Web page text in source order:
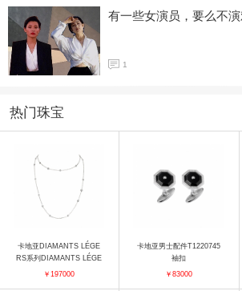
有一些女演员，要么不
1
热门珠宝
卡地亚DIAMANTS LÉGE
RS系列DIAMANTS LÉGE
RS N7059100 项链
￥197000
卡地亚男士配件T1220745
袖扣
￥83000